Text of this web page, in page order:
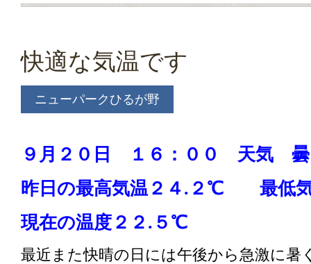
快適な気温です
ニューパークひるが野
９月２０日 １６：００ 天気
昨日の最高気温２４.２℃ 最低
現在の温度２２.５℃
最近また快晴の日には午後から急激に暑